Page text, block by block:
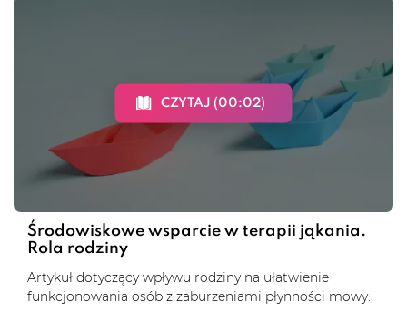
CZYTAJ (00:02)
Środowiskowe wsparcie w terapii jąkania.
Rola rodziny
Artykuł dotyczący wpływu rodziny na ułatwienie
funkcjonowania osób z zaburzeniami płynności mowy.